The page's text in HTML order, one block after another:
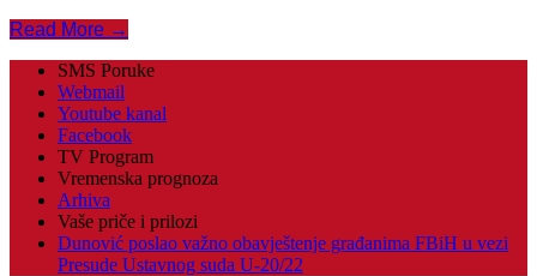
Read More →
SMS Poruke
Webmail
Youtube kanal
Facebook
TV Program
Vremenska prognoza
Arhiva
Vaše priče i prilozi
Dunović poslao važno obavještenje građanima FBiH u vezi
Presude Ustavnog suda U-20/22